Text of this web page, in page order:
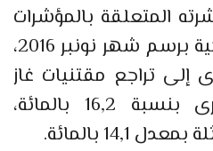
المتعلقة بالمؤشرات
الأولية للمبادلات الخارجية برسم شهر نونبر 2016،
إلى تراجع مقتنيات غاز
النفط ومحروقات أخرى بنسبة 16,2 بالمائة،
بالمائة.